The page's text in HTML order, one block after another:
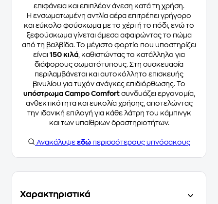
επιφάνεια και επιπλέον άνεση κατά τη χρήση.
Η ενσωματωμένη αντλία αέρα επιτρέπει γρήγορο
και εύκολο φούσκωμα με το χέρι ή το πόδι, ενώ το
ξεφούσκωμα γίνεται άμεσα αφαιρώντας το πώμα
από τη βαλβίδα. Το μέγιστο φορτίο που υποστηρίζει
είναι 150 κιλά , καθιστώντας το κατάλληλο για
διάφορους σωματότυπους. Στη συσκευασία
περιλαμβάνεται και αυτοκόλλητο επισκευής
βινυλίου για τυχόν ανάγκες επιδιόρθωσης. Το
υπόστρωμα Campo Comfortσυνδυάζει εργονομία,
ανθεκτικότητα και ευκολία χρήσης, αποτελώντας
την ιδανική επιλογή για κάθε λάτρη του κάμπινγκ
και των υπαίθριων δραστηριοτήτων.
Ανακάλυψε εδώ περισσότερους υπνόσακους
Χαρακτηριστικά